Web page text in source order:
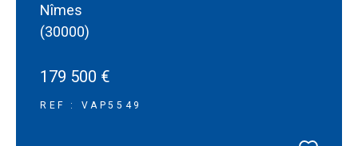
Nîmes
(30000)
179 500 €
REF : VAP5549